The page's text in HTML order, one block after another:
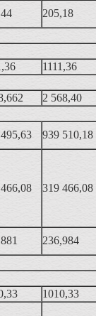
205,18
1111,36
2 568,40
939 510,18
319 466,08
236,984
1010,33